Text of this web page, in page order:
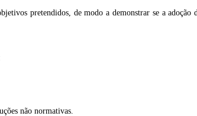
pretendidos, de modo a demonstrar se a adoção
não normativas.